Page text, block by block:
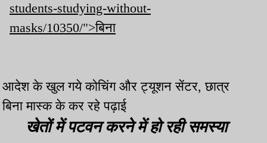
students-studying-without-
masks/10350/">बिना
आदेश के खुल गये कोचिंग और ट्यूशन सेंटर, छात्र
बिना मास्क के कर रहे पढ़ाई
खेतों में पटवन करने में हो रही समस्या